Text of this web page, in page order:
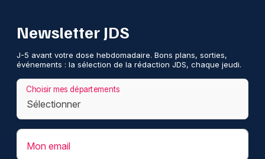
Newsletter JDS
J-5 avant votre dose hebdomadaire. Bons plans, sorties,
événements : la sélection de la rédaction JDS, chaque jeudi.
Choisir mes départements
Mon email